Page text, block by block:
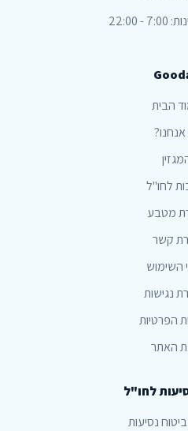
22:00
הבית
אנחנו?
לחו"ל
מטבע
קשר
השימוש
נגישות
הפרטיות
האתר
לחו"ל
נסיעות